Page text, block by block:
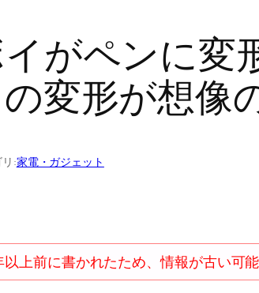
がペンに変
変形が想像
:家電・ガジェット
上前に書かれたため、情報が古い可